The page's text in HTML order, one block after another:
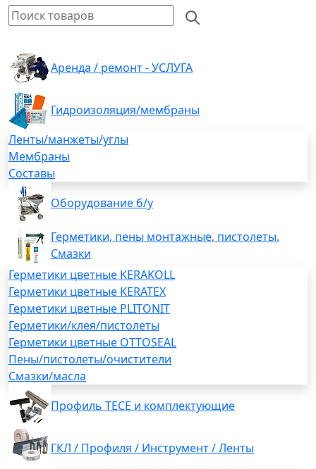
Аренда / ремонт - УСЛУГА
Гидроизоляция/мембраны
Ленты/манжеты/углы
Мембраны
Составы
Оборудование б/у
Герметики, пены монтажные, пистолеты.
Смазки
Герметики цветные KERAKOLL
Герметики цветные KERATEX
Герметики цветные PLITONIT
Герметики/клея/пистолеты
Герметики цветные OTTOSEAL
Пены/пистолеты/очистители
Смазки/масла
Профиль TECE и комплектующие
ГКЛ / Профиля / Инструмент / Ленты